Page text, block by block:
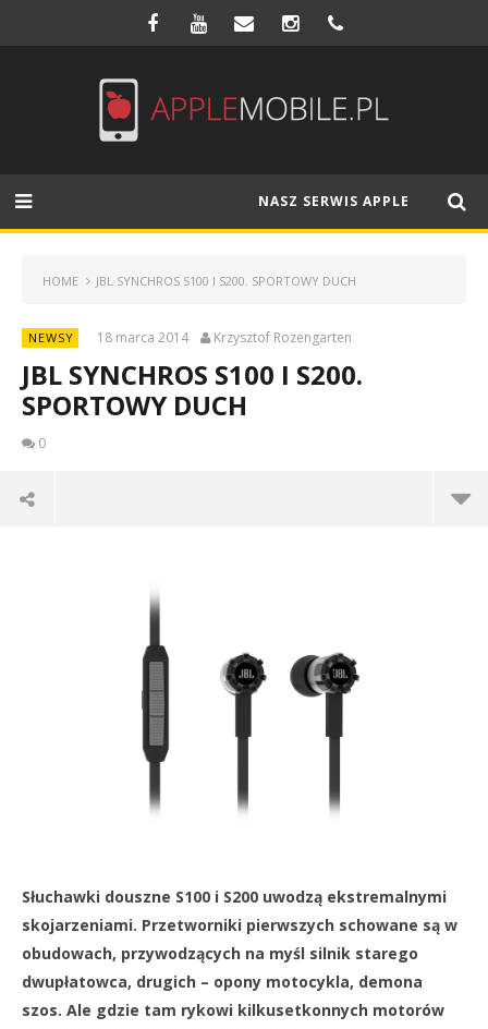
NASZ SERWIS APPLE
HOME JBL SYNCHROS S100 I S200. SPORTOWY DUCH
NEWSY 18 marca 2014 Krzysztof Rozengarten
JBL SYNCHROS S100 I S200.
SPORTOWY DUCH
0
Słuchawki douszne S100 i S200 uwodzą ekstremalnymi
skojarzeniami. Przetworniki pierwszych schowane są w
obudowach, przywodzących na myśl silnik starego
dwupłatowca, drugich – opony motocykla, demona
szos. Ale gdzie tam rykowi kilkusetkonnych motorów